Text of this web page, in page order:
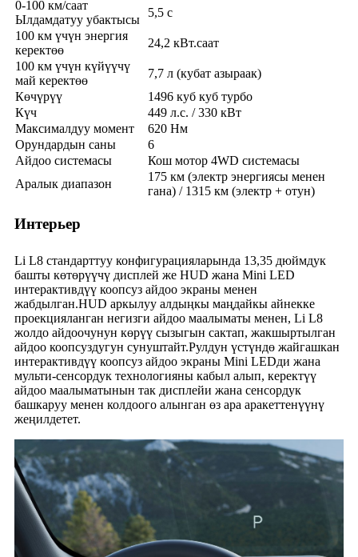
0-100 км/саат
Ылдамдатуу убактысы
5,5 с
100 км үчүн энергия
керектөө
24,2 кВт.саат
100 км үчүн күйүүчү
май керектөө
7,7 л (кубат азыраак)
Көчүрүү
1496 куб куб турбо
Күч
449 л.с. / 330 кВт
Максималдуу момент
620 Нм
Орундардын саны
6
Айдоо системасы
Кош мотор 4WD системасы
Аралык диапазон
175 км (электр энергиясы менен
гана) / 1315 км (электр + отун)
Интерьер
Li L8 стандарттуу конфигурацияларында 13,35 дюймдук
башты көтөрүүчү дисплей же HUD жана Mini LED
интерактивдүү коопсуз айдоо экраны менен
жабдылган.HUD аркылуу алдыңкы маңдайкы айнекке
проекцияланган негизги айдоо маалыматы менен, Li L8
жолдо айдоочунун көрүү сызыгын сактап, жакшыртылган
айдоо коопсуздугун сунуштайт.Рулдун үстүндө жайгашкан
интерактивдүү коопсуз айдоо экраны Mini LEDди жана
мульти-сенсордук технологияны кабыл алып, керектүү
айдоо маалыматынын так дисплейи жана сенсордук
башкаруу менен колдоого алынган өз ара аракеттенүүнү
жеңилдетет.